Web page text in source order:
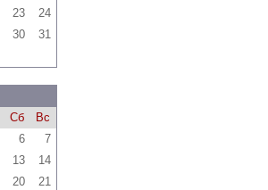
23
24
30 31
Сб
Вс
6
7
13
14
20
21